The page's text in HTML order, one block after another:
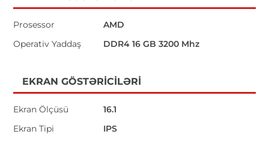
Prosessor
AMD
Operativ Yaddaş
DDR4 16 GB 3200 Mhz
EKRAN GÖSTƏRICILƏRI
Ekran Ölçüsü
16.1
Ekran Tipi
IPS